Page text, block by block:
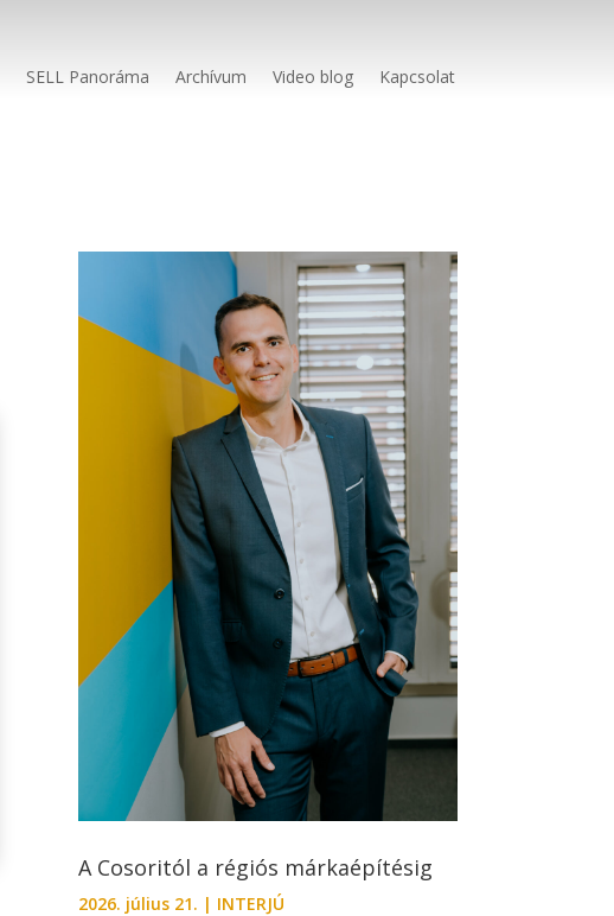
SELL Panoráma Archívum Video blog Kapcsolat
A Cosoritól a régiós márkaépítésig
2026. július 21. | INTERJÚ